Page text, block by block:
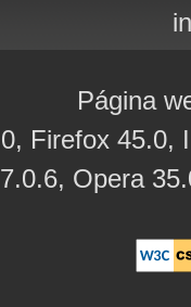
Página
Firefox 45.0,
Opera